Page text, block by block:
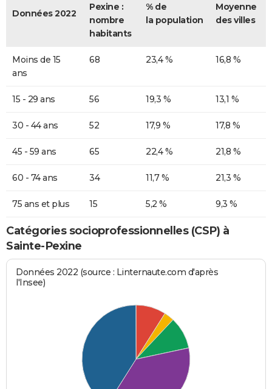
Données 2022
Pexine :
nombre
habitants
% de
la population
Moyenne
des villes
Moins de 15
ans
68 23,4 % 16,8 %
15 - 29 ans 56 19,3 % 13,1 %
30 - 44 ans 52 17,9 % 17,8 %
45 - 59 ans 65 22,4 % 21,8 %
60 - 74 ans 34 11,7 % 21,3 %
75 ans et plus 15 5,2 % 9,3 %
Catégories socioprofessionnelles (CSP) à
Sainte-Pexine
Données 2022 (source : Linternaute.com d'après
l'Insee)